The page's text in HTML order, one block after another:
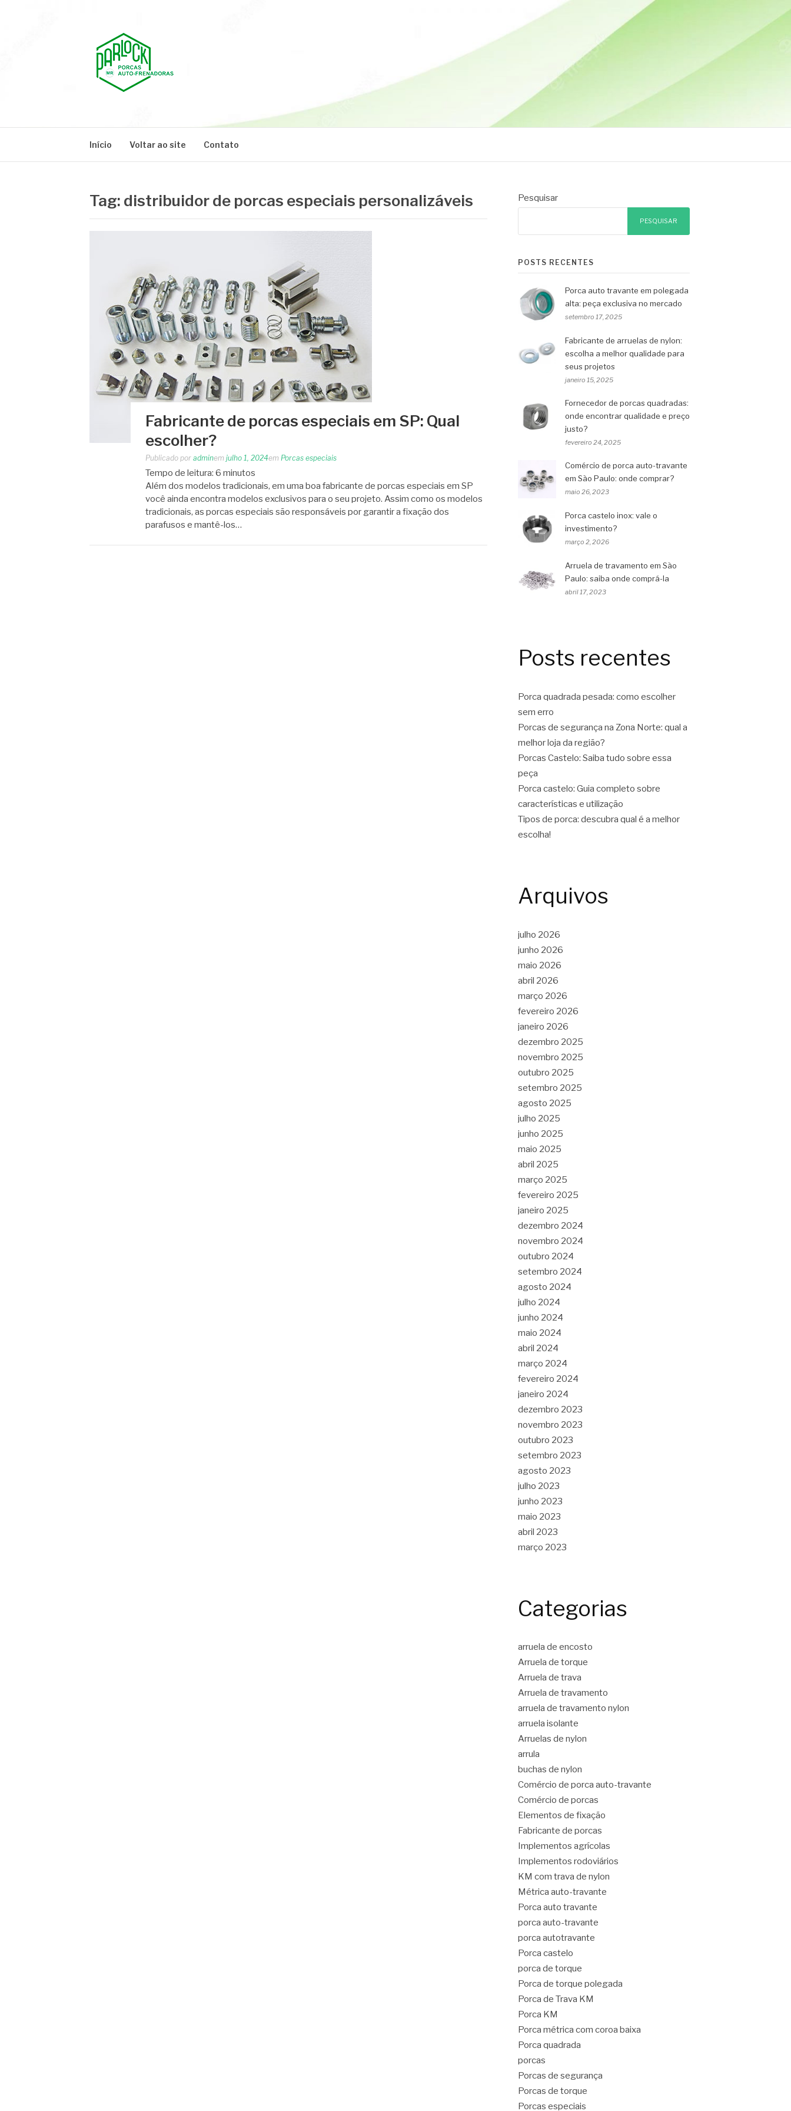
Início Voltar ao site Contato
Tag: distribuidor de porcas especiais personalizáveis
Fabricante de porcas especiais em SP: Qual
escolher?
Publicado por adminem julho 1, 2024em Porcas especiais
Tempo de leitura: 6 minutos
Além dos modelos tradicionais, em uma boa fabricante de porcas especiais em SP
você ainda encontra modelos exclusivos para o seu projeto. Assim como os modelos
tradicionais, as porcas especiais são responsáveis por garantir a fixação dos
parafusos e mantê-los…
Pesquisar
PESQUISAR
POSTS RECENTES
Porca auto travante em polegada
alta: peça exclusiva no mercado
setembro 17, 2025
Fabricante de arruelas de nylon:
escolha a melhor qualidade para
seus projetos
janeiro 15, 2025
Fornecedor de porcas quadradas:
onde encontrar qualidade e preço
justo?
fevereiro 24, 2025
Comércio de porca auto-travante
em São Paulo: onde comprar?
maio 26, 2023
Porca castelo inox: vale o
investimento?
março 2, 2026
Arruela de travamento em São
Paulo: saiba onde comprá-la
abril 17, 2023
Posts recentes
Porca quadrada pesada: como escolher
sem erro
Porcas de segurança na Zona Norte: qual a
melhor loja da região?
Porcas Castelo: Saiba tudo sobre essa
peça
Porca castelo: Guia completo sobre
características e utilização
Tipos de porca: descubra qual é a melhor
escolha!
Arquivos
julho 2026
junho 2026
maio 2026
abril 2026
março 2026
fevereiro 2026
janeiro 2026
dezembro 2025
novembro 2025
outubro 2025
setembro 2025
agosto 2025
julho 2025
junho 2025
maio 2025
abril 2025
março 2025
fevereiro 2025
janeiro 2025
dezembro 2024
novembro 2024
outubro 2024
setembro 2024
agosto 2024
julho 2024
junho 2024
maio 2024
abril 2024
março 2024
fevereiro 2024
janeiro 2024
dezembro 2023
novembro 2023
outubro 2023
setembro 2023
agosto 2023
julho 2023
junho 2023
maio 2023
abril 2023
março 2023
Categorias
arruela de encosto
Arruela de torque
Arruela de trava
Arruela de travamento
arruela de travamento nylon
arruela isolante
Arruelas de nylon
arrula
buchas de nylon
Comércio de porca auto-travante
Comércio de porcas
Elementos de fixação
Fabricante de porcas
Implementos agrícolas
Implementos rodoviários
KM com trava de nylon
Métrica auto-travante
Porca auto travante
porca auto-travante
porca autotravante
Porca castelo
porca de torque
Porca de torque polegada
Porca de Trava KM
Porca KM
Porca métrica com coroa baixa
Porca quadrada
porcas
Porcas de segurança
Porcas de torque
Porcas especiais